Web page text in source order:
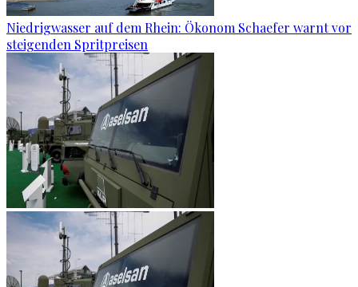
Niedrigwasser auf dem Rhein: Ökonom Schaefer warnt vor
steigenden Spritpreisen